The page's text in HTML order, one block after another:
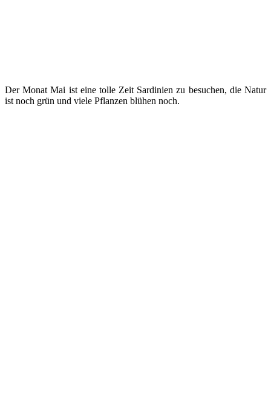
Der Monat Mai ist eine tolle Zeit Sardinien zu besuchen, die Natur
ist noch grün und viele Pflanzen blühen noch.